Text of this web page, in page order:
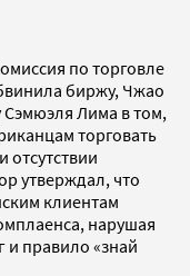
по торговле
биржу, Чжао
Лима в том,
торговать
утверждал, что
клиентам
нарушая
и правило «знай